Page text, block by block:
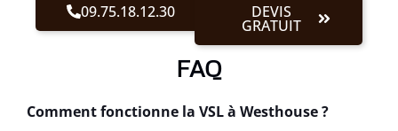
09.75.18.12.30 DEVIS
GRATUIT
FAQ
Comment fonctionne la VSL à Westhouse ?